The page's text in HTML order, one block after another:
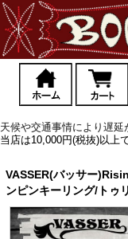
天候や交通事情により遅延
当店は10,000円(税抜)以上
VASSER(バッサー
ンピンキーリング/トゥ